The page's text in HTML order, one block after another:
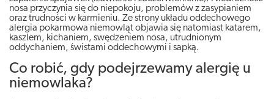
nosa przyczynia się do niepokoju, problemów z zasypianiem
oraz trudności w karmieniu. Ze strony układu oddechowego
alergia pokarmowa niemowląt objawia się natomiast katarem,
kaszlem, kichaniem, swędzeniem nosa, utrudnionym
oddychaniem, świstami oddechowymi i sapką.
Co robić, gdy podejrzewamy alergię u
niemowlaka?